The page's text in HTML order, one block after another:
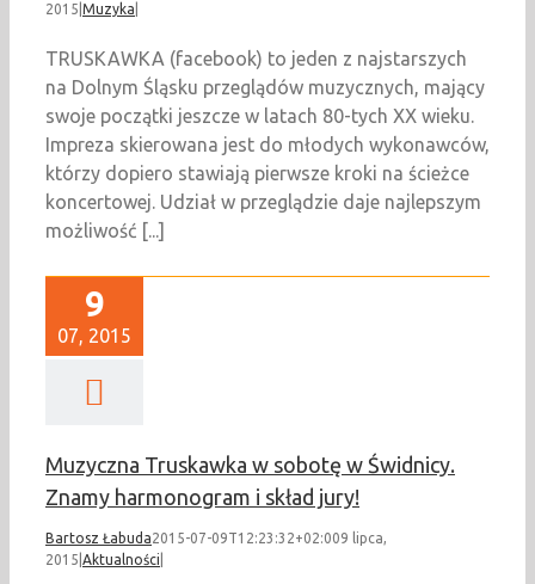
2015 Muzyka
TRUSKAWKA (facebook) to jeden z najstarszych
na Dolnym Śląsku przeglądów muzycznych, mający
swoje początki jeszcze w latach 80-tych XX wieku.
Impreza skierowana jest do młodych wykonawców,
którzy dopiero stawiają pierwsze kroki na ścieżce
koncertowej. Udział w przeglądzie daje najlepszym
możliwość [...]
9
07, 2015
Muzyczna Truskawka w sobotę w Świdnicy.
Znamy harmonogram i skład jury!
Bartosz Łabuda2015-07-09T12:23:32+02:009 lipca,
2015 Aktualności